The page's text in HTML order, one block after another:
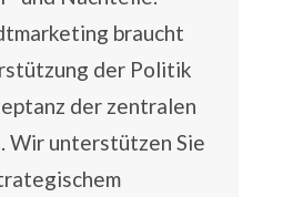
braucht
der Politik
der zentralen
Wir unterstützen Sie